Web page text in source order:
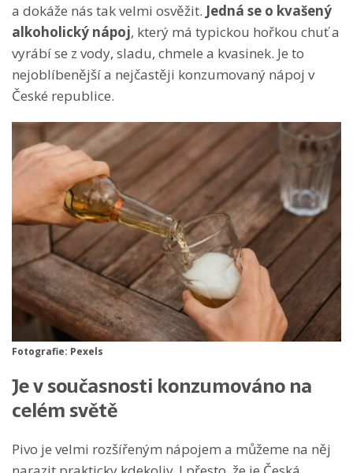
a dokáže nás tak velmi osvěžit. Jedná se o kvašený
alkoholický nápoj, který má typickou hořkou chuť a
vyrábí se z vody, sladu, chmele a kvasinek. Je to
nejoblíbenější a nejčastěji konzumovaný nápoj v
České republice.
Fotografie: Pexels
Je v současnosti konzumováno na
celém světě
Pivo je velmi rozšířeným nápojem a můžeme na něj